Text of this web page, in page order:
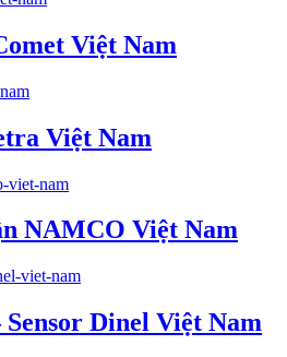
Việt Nam
Việt Nam
NAMCO Việt Nam
Dinel Việt Nam